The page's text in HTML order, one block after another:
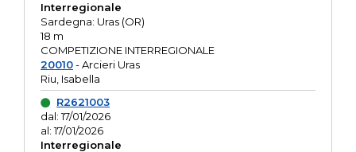
Interregionale
Sardegna: Uras (OR)
18 m
COMPETIZIONE INTERREGIONALE
20010- Arcieri Uras
Riu, Isabella
R2621003
dal: 17/01/2026
al: 17/01/2026
Interregionale